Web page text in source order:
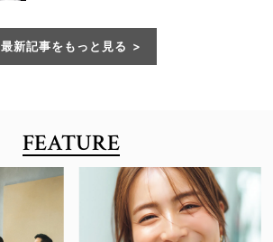
最新記事をもっと見る
FEATURE